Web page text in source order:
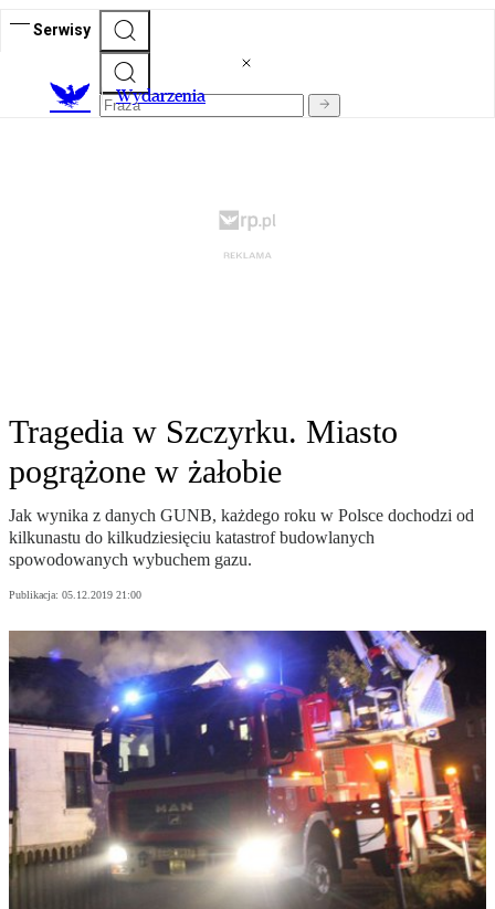
Serwisy
Wydarzenia
Tragedia w Szczyrku. Miasto
pogrążone w żałobie
Jak wynika z danych GUNB, każdego roku w Polsce dochodzi od
kilkunastu do kilkudziesięciu katastrof budowlanych
spowodowanych wybuchem gazu.
Publikacja: 05.12.2019 21:00